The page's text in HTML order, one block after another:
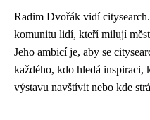
Radim Dvořák vidí
komunitu lidí, kteří milují
Jeho ambicí je, aby se
každého, kdo hledá inspiraci,
výstavu navštívit nebo kde